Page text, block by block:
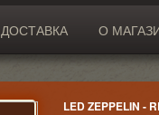
ДОСТАВКА О
LED ZEPPELIN -